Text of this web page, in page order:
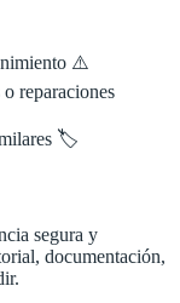
⚠️
reparaciones
🏷️
segura y
documentación,